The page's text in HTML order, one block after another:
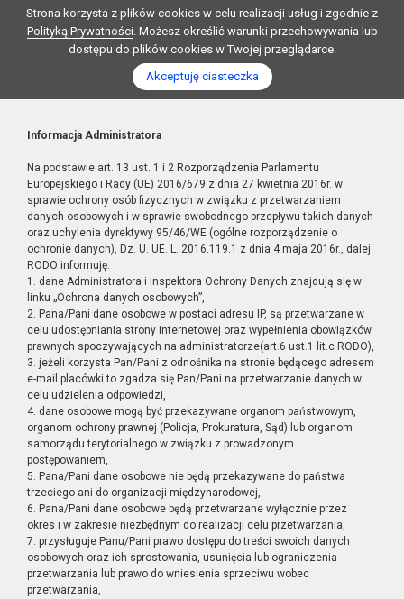
Strona korzysta z plików cookies w celu realizacji usług i zgodnie z
Polityką Prywatności. Możesz określić warunki przechowywania lub
dostępu do plików cookies w Twojej przeglądarce.
Akceptuję ciasteczka
Informacja Administratora
Na podstawie art. 13 ust. 1 i 2 Rozporządzenia Parlamentu
Europejskiego i Rady (UE) 2016/679 z dnia 27 kwietnia 2016r. w
sprawie ochrony osób fizycznych w związku z przetwarzaniem
danych osobowych i w sprawie swobodnego przepływu takich danych
oraz uchylenia dyrektywy 95/46/WE (ogólne rozporządzenie o
ochronie danych), Dz. U. UE. L. 2016.119.1 z dnia 4 maja 2016r., dalej
RODO informuję:
1. dane Administratora i Inspektora Ochrony Danych znajdują się w
linku „Ochrona danych osobowych”,
2. Pana/Pani dane osobowe w postaci adresu IP, są przetwarzane w
celu udostępniania strony internetowej oraz wypełnienia obowiązków
prawnych spoczywających na administratorze(art.6 ust.1 lit.c RODO),
3. jeżeli korzysta Pan/Pani z odnośnika na stronie będącego adresem
e-mail placówki to zgadza się Pan/Pani na przetwarzanie danych w
celu udzielenia odpowiedzi,
4. dane osobowe mogą być przekazywane organom państwowym,
organom ochrony prawnej (Policja, Prokuratura, Sąd) lub organom
samorządu terytorialnego w związku z prowadzonym
postępowaniem,
5. Pana/Pani dane osobowe nie będą przekazywane do państwa
trzeciego ani do organizacji międzynarodowej,
6. Pana/Pani dane osobowe będą przetwarzane wyłącznie przez
okres i w zakresie niezbędnym do realizacji celu przetwarzania,
7. przysługuje Panu/Pani prawo dostępu do treści swoich danych
osobowych oraz ich sprostowania, usunięcia lub ograniczenia
przetwarzania lub prawo do wniesienia sprzeciwu wobec
przetwarzania,